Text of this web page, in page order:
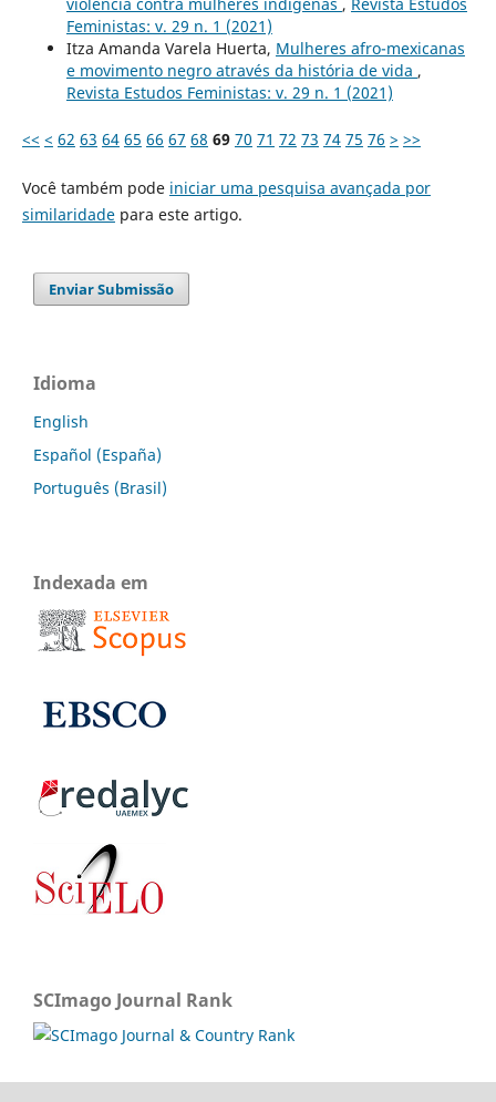
Feministas: v. 29 n. 1 (2021)
Itza Amanda Varela Huerta, Mulheres afro-mexicanas
e movimento negro através da história de vida ,
Revista Estudos Feministas: v. 29 n. 1 (2021)
<< < 62 63 64 65 66 67 68 69 70 71 72 73 74 75 76 > >>
Você também pode iniciar uma pesquisa avançada por
similaridadepara este artigo.
Enviar Submissão
Idioma
English
Español (España)
Português (Brasil)
Indexada em
SCImago Journal Rank